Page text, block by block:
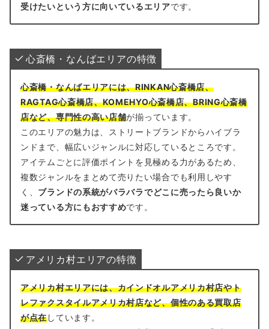
受けたいという方に向いているエリアです。
心斎橋・なんばエリアの特徴
心斎橋・なんばエリアには、RINKAN心斎橋店、
RAGTAG心斎橋店、KOMEHYO心斎橋店、BRING心斎橋
店など、専門性の高い店舗が揃っています。
このエリアの魅力は、ストリートブランドからハイブラ
ンドまで、幅広いジャンルに対応しているところです。
アイテムごとに評価ポイントを見極める力があるため、
複数ジャンルをまとめて売りたい場合でも利用しやす
く、 ブランドの系統がバラバラでどこに売ったら良いか
迷っている方にもおすすめです。
アメリカ村エリアの特徴
アメリカ村エリアには、カインドオルアメリカ村店やト
レファクスタイルアメリカ村店など、個性のある買取店
が点在しています。